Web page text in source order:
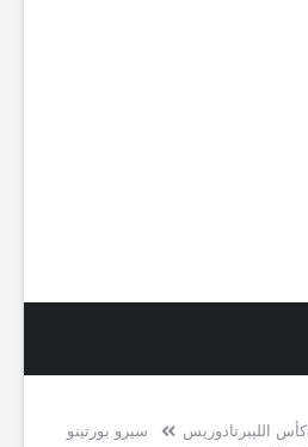
كأس الليبرتادوريس
سيرو بورتينو